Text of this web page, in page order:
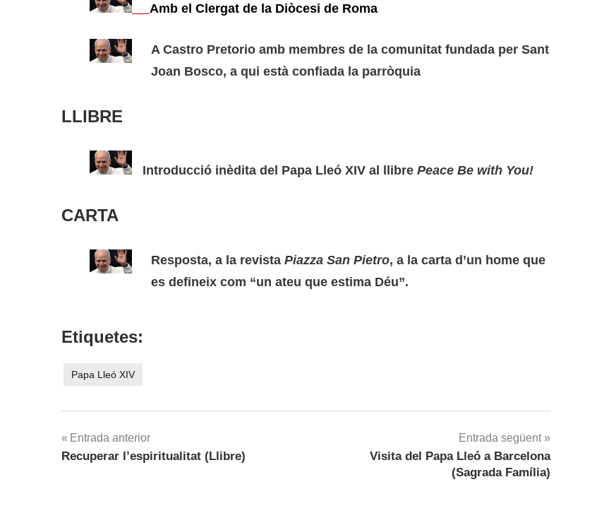
Amb el Clergat de la Diòcesi de Roma
A Castro Pretorio amb membres de la comunitat fundada per Sant
Joan Bosco, a qui està confiada la parròquia
LLIBRE
Introducció inèdita del Papa Lleó XIV al llibre Peace Be with You!
CARTA
Resposta, a la revista Piazza San Pietro, a la carta d’un home que
es defineix com “un ateu que estima Déu”.
Etiquetes:
Papa Lleó XIV
Navegació
d'entrades
Entrada anterior
Recuperar l’espiritualitat (Llibre)
Entrada següent
Visita del Papa Lleó a Barcelona
(Sagrada Família)